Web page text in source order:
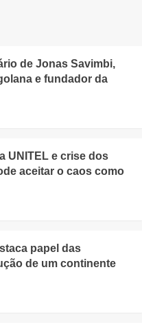
de Jonas Savimbi,
e fundador da
UNITEL e crise dos
aceitar o caos como
papel das
de um continente